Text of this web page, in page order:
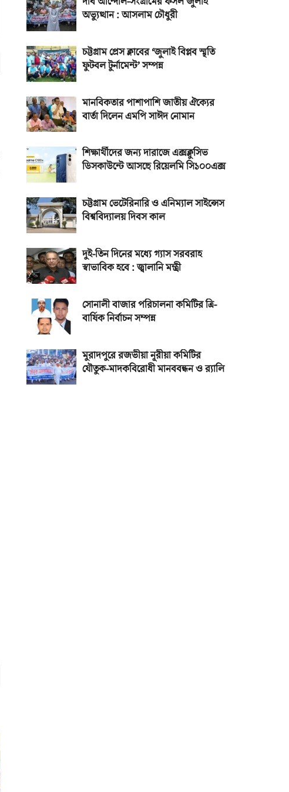
অভ্যুত্থান : আসলাম চৌধুরী
চট্টগ্রাম প্রেস ক্লাবের ‘জুলাই বিপ্লব স্মৃতি
ফুটবল টুর্নামেন্ট’ সম্পন্ন
মানবিকতার পাশাপাশি জাতীয় ঐক্যের
বার্তা দিলেন এমপি সাঈদ নোমান
শিক্ষার্থীদের জন্য দারাজে এক্সক্লুসিভ
ডিসকাউন্টে আসছে রিয়েলমি সি১০০এক্স
চট্টগ্রাম ভেটেরিনারি ও এনিম্যাল সাইন্সেস
বিশ্ববিদ্যালয় দিবস কাল
দুই-তিন দিনের মধ্যে গ্যাস সরবরাহ
স্বাভাবিক হবে : জ্বালানি মন্ত্রী
সোনালী বাজার পরিচালনা কমিটির ত্রি-
বার্ষিক নির্বাচন সম্পন্ন
মুরাদপুরে রজভীয়া নূরীয়া কমিটির
যৌতুক-মাদকবিরোধী মানববন্ধন ও র‌্যালি